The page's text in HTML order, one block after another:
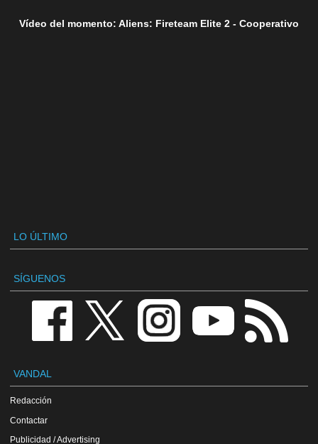
Vídeo del momento: Aliens: Fireteam Elite 2 - Cooperativo
LO ÚLTIMO
SÍGUENOS
VANDAL
Redacción
Contactar
Publicidad / Advertising